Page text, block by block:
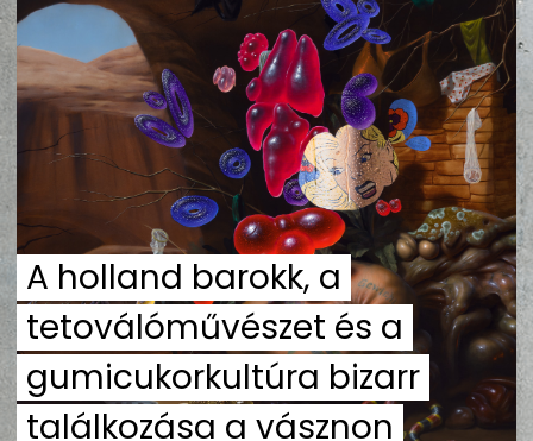
IMPRESSZUM
PR-ARCHÍVUM
ADATKEZELÉSI TÁJÉKOZTATÓ
A holland barokk, a
tetoválóművészet és a
gumicukorkultúra bizarr
találkozása a vásznon